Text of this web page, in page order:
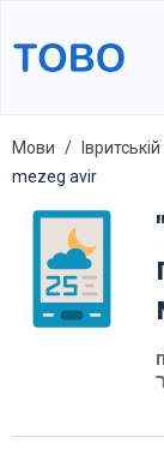
Мови
mezeg avir